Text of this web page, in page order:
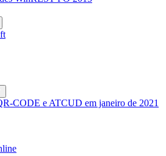
CODE e ATCUD em janeiro de 2021